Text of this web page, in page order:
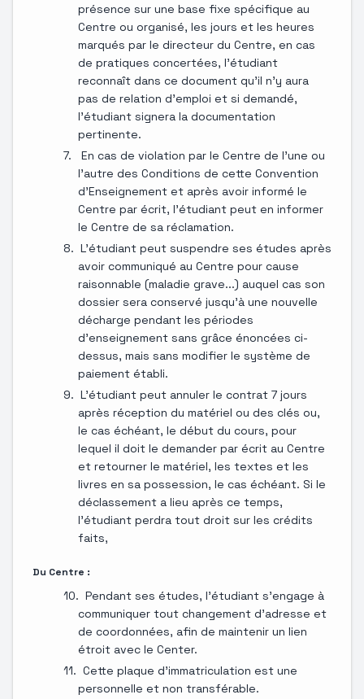
présence sur une base fixe spécifique au
Centre ou organisé, les jours et les heures
marqués par le directeur du Centre, en cas
de pratiques concertées, l'étudiant
reconnaît dans ce document qu'il n'y aura
pas de relation d'emploi et si demandé,
l'étudiant signera la documentation
pertinente.
En cas de violation par le Centre de l'une ou
l'autre des Conditions de cette Convention
d'Enseignement et après avoir informé le
Centre par écrit, l'étudiant peut en informer
le Centre de sa réclamation.
L'étudiant peut suspendre ses études après
avoir communiqué au Centre pour cause
raisonnable (maladie grave...) auquel cas son
dossier sera conservé jusqu'à une nouvelle
décharge pendant les périodes
d'enseignement sans grâce énoncées ci-
dessus, mais sans modifier le système de
paiement établi.
L'étudiant peut annuler le contrat 7 jours
après réception du matériel ou des clés ou,
le cas échéant, le début du cours, pour
lequel il doit le demander par écrit au Centre
et retourner le matériel, les textes et les
livres en sa possession, le cas échéant. Si le
déclassement a lieu après ce temps,
l'étudiant perdra tout droit sur les crédits
faits,
Du Centre :
Pendant ses études, l'étudiant s'engage à
communiquer tout changement d'adresse et
de coordonnées, afin de maintenir un lien
étroit avec le Center.
Cette plaque d'immatriculation est une
personnelle et non transférable.